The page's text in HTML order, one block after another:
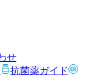
せ
抗菌薬ガイド